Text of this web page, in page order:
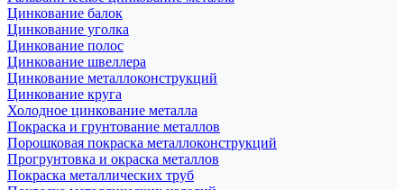
Цинкование балок
Цинкование уголка
Цинкование полос
Цинкование швеллера
Цинкование металлоконструкций
Цинкование круга
Холодное цинкование металла
Покраска и грунтование металлов
Порошковая покраска металлоконструкций
Прогрунтовка и окраска металлов
Покраска металлических труб